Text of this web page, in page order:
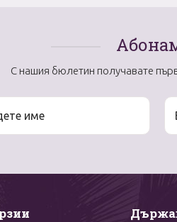
С нашия бюлетин получавате